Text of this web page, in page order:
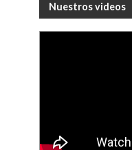
Nuestros videos